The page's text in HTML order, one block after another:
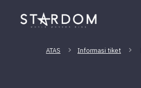
ATAS Informasi tiket